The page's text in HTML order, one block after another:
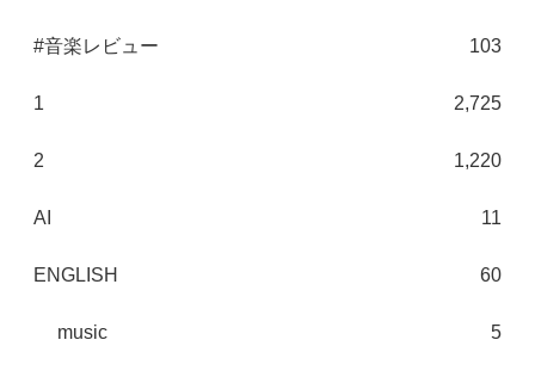
#音楽レビュー 103
1 2,725
2 1,220
AI 11
ENGLISH 60
music 5